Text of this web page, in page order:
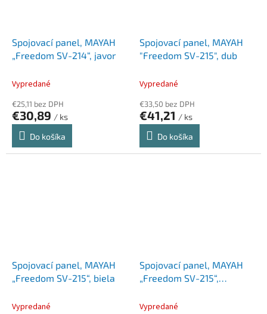
Spojovací panel, MAYAH
„Freedom SV-214“, javor
Vypredané
€25,11 bez DPH
€30,89 / ks
Do košíka
Spojovací panel, MAYAH
"Freedom SV-215", dub
Vypredané
€33,50 bez DPH
€41,21 / ks
Do košíka
Spojovací panel, MAYAH
„Freedom SV-215“, biela
Vypredané
Spojovací panel, MAYAH
„Freedom SV-215“,
Vypredané